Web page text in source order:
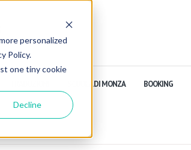
personalized
Policy.
one tiny cookie
Decline
SCUOLA DI MONZA BOOKING